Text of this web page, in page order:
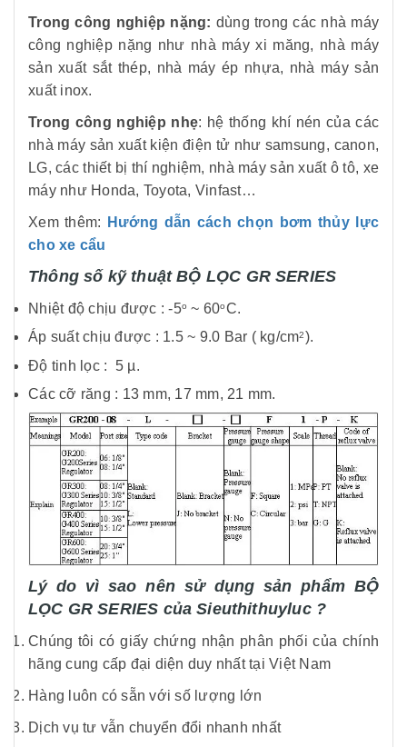
Trong công nghiệp nặng: dùng trong các nhà máy
công nghiệp nặng như nhà máy xi măng, nhà máy
sản xuất sắt thép, nhà máy ép nhựa, nhà máy sản
xuất inox.
Trong công nghiệp nhẹ: hệ thống khí nén của các
nhà máy sản xuất kiện điện tử như samsung, canon,
LG, các thiết bị thí nghiệm, nhà máy sản xuất ô tô, xe
máy như Honda, Toyota, Vinfast…
Xem thêm:
Hướng dẫn cách chọn bơm thủy lực
cho xe cẩu
Thông số kỹ thuậtBỘ LỌC GR SERIES
Nhiệt độ chịu được : -5o ~ 60oC.
Áp suất chịu được : 1.5 ~ 9.0 Bar ( kg/cm2).
Độ tinh lọc : 5 µ.
Các cỡ răng : 13 mm, 17 mm, 21 mm.
Lý do vì sao nên sử dụng sản phẩm BỘ
LỌC GR SERIES của Sieuthithuyluc ?
Chúng tôi có giấy chứng nhận phân phối của chính
hãng cung cấp đại diện duy nhất tại Việt Nam
Hàng luôn có sẵn với số lượng lớn
Dịch vụ tư vẫn chuyển đổi nhanh nhất